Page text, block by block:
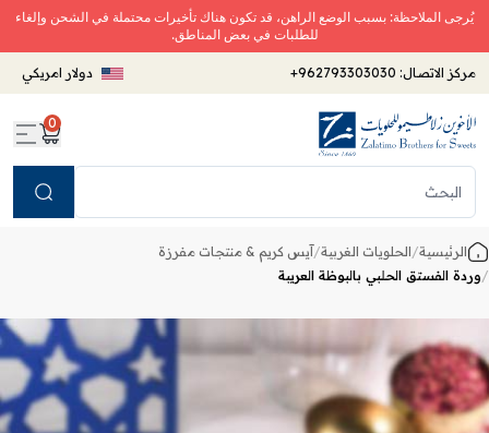
يُرجى الملاحظة: بسبب الوضع الراهن، قد تكون هناك تأخيرات محتملة في الشحن وإلغاء
للطلبات في بعض المناطق.
مركز الاتصال: +962793303030 دولار امريكي
0
الرئيسية/الحلويات الغربية/آيس كريم & منتجات مفرزة
/وردة الفستق الحلبي بالبوظة العريبة